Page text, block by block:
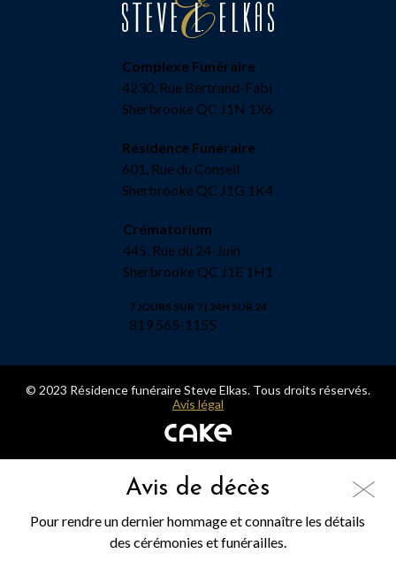
Complexe Funéraire
4230, Rue Bertrand-Fabi
Sherbrooke QC J1N 1X6
Résidence Funéraire
601, Rue du Conseil
Sherbrooke QC J1G 1K4
Crématorium
445, Rue du 24-Juin
Sherbrooke QC J1E 1H1
7 JOURS SUR 7 | 24H SUR 24
819 565-1155
© 2023 Résidence funéraire Steve Elkas. Tous droits réservés.
Avis légal
Avis de décès
Pour rendre un dernier hommage et connaître les détails
des cérémonies et funérailles.